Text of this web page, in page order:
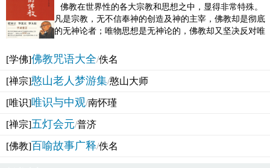
佛教在世界性的各大宗教和思想之中，显得非常特殊。
凡是宗教，无不信奉神的创造及神的主宰，佛教却是彻底
的无神论者；唯物思想是无神论的，佛教却又坚决反对唯
[学佛]佛教咒语大全/佚名
[禅宗]憨山老人梦游集/憨山大师
[唯识]唯识与中观/南怀瑾
[禅宗]五灯会元/普济
[佛教]百喻故事广释/佚名